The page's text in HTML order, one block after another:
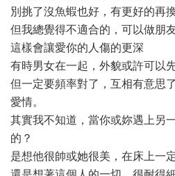
別挑了沒魚蝦也好，有更好的再
但我總覺得不適合的，可以做朋
這樣會讓愛你的人傷的更深
有時男女在一起，外貌或許可以
但一定要頻率對了，互相有意思
愛情。
其實我不知道，當你或妳遇上另
的？
是想他很帥或她很美，在床上一